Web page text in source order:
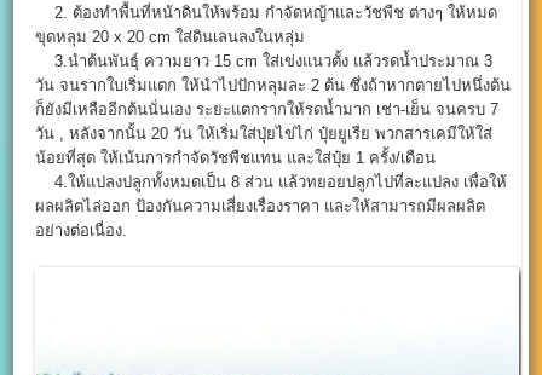
2. ต้องทำพื้นที่หน้าดินให้พร้อม กำจัดหญ้าและวัชพืช ต่างๆ ให้หมด
ขุดหลุม 20 x 20 cm ใส่ดินเลนลงในหลุ่ม
3.นำต้นพันธุ์ ความยาว 15 cm ใส่เข่งแนวตั้ง แล้วรดน้ำประมาณ 3
วัน จนรากใบเริ่มแตก ให้นำไปปักหลุมละ 2 ต้น ซึ่งถ้าหากตายไปหนึ่งต้น
ก็ยังมีเหลืออีกต้นนั่นเอง ระยะแตกรากให้รดน้ำมาก เช่า-เย็น จนครบ 7
วัน , หลังจากนั้น 20 วัน ให้เริ่มใส่ปุ่ยไข่ไก่ ปุ๋ยยูเรีย พวกสารเคมีให้ใส่
น้อยที่สุด ให้เน้นการกำจัดวัชพืชแทน และใส่ปุ๋ย 1 ครั้ง/เดือน
4.ให้แปลงปลูกทั้งหมดเป็น 8 ส่วน แล้วทยอยปลูกไปที่ละแปลง เพื่อให้
ผลผลิตไล่ออก ป้องกันความเสี่ยงเรื่องราคา และให้สามารถมีผลผลิต
อย่างต่อเนื่อง.